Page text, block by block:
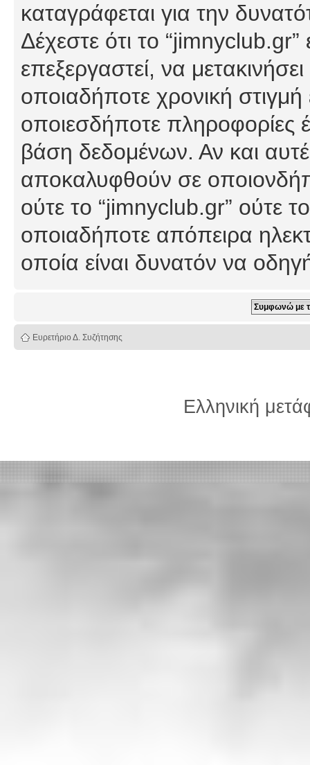
καταγράφεται για την
Δέχεστε ότι το
επεξεργαστεί, να
οποιαδήποτε χρονική στιγμή
οποιεσδήποτε πληροφορίες
βάση δεδομένων. Αν και
αποκαλυφθούν σε
ούτε το “jimnyclub.gr” ούτε
οποιαδήποτε απόπειρα
οποία είναι δυνατόν να
Ευρετήριο Δ. Συζήτησης
Ελληνική